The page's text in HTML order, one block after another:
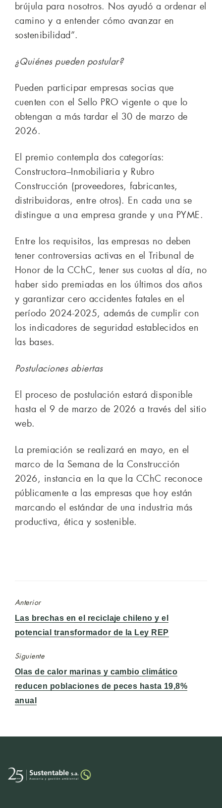
brújula para nosotros. Nos ayudó a ordenar el
camino y a entender cómo avanzar en
sostenibilidad”.
¿Quiénes pueden postular?
Pueden participar empresas socias que
cuenten con el Sello PRO vigente o que lo
obtengan a más tardar el 30 de marzo de
2026.
El premio contempla dos categorías:
Constructora–Inmobiliaria y Rubro
Construcción (proveedores, fabricantes,
distribuidoras, entre otros). En cada una se
distingue a una empresa grande y una PYME.
Entre los requisitos, las empresas no deben
tener controversias activas en el Tribunal de
Honor de la CChC, tener sus cuotas al día, no
haber sido premiadas en los últimos dos años
y garantizar cero accidentes fatales en el
período 2024-2025, además de cumplir con
los indicadores de seguridad establecidos en
las bases.
Postulaciones abiertas
El proceso de postulación estará disponible
hasta el 9 de marzo de 2026 a través del sitio
web.
La premiación se realizará en mayo, en el
marco de la Semana de la Construcción
2026, instancia en la que la CChC reconoce
públicamente a las empresas que hoy están
marcando el estándar de una industria más
productiva, ética y sostenible.
Anterior
Entrada
anterior:
Las brechas en el reciclaje chileno y el
potencial transformador de la Ley REP
Siguiente
Entrada
siguiente:
Olas de calor marinas y cambio climático
reducen poblaciones de peces hasta 19,8%
anual